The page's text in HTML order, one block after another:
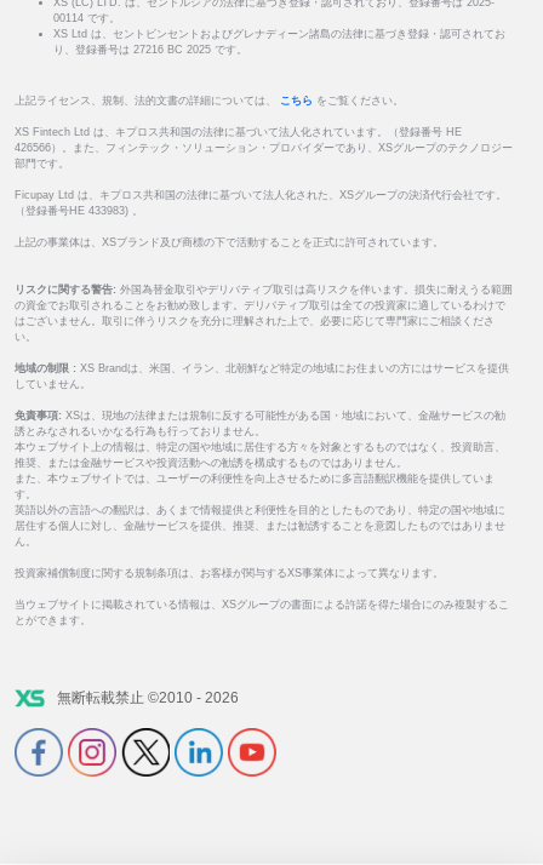
XS (LC) LTD. は、セントルシアの法律に基づき登録・認可されており、登録番号は 2025-
00114 です。
XS Ltd は、セントビンセントおよびグレナディーン諸島の法律に基づき登録・認可されてお
り、登録番号は 27216 BC 2025 です。
上記ライセンス、規制、法的文書の詳細については、 こちら をご覧ください。
XS Fintech Ltd は、キプロス共和国の法律に基づいて法人化されています。（登録番号 HE
426566）。また、フィンテック・ソリューション・プロバイダーであり、XSグループのテクノロジー
部門です。
Ficupay Ltd は、キプロス共和国の法律に基づいて法人化された、XSグループの決済代行会社です。
（登録番号HE 433983) 。
上記の事業体は、XSブランド及び商標の下で活動することを正式に許可されています。
リスクに関する警告: 外国為替金取引やデリバティブ取引は高リスクを伴います。損失に耐えうる範囲
の資金でお取引されることをお勧め致します。デリバティブ取引は全ての投資家に適しているわけで
はございません。取引に伴うリスクを充分に理解された上で、必要に応じて専門家にご相談くださ
い。
地域の制限 : XS Brandは、米国、イラン、北朝鮮など特定の地域にお住まいの方にはサービスを提供
していません。
免責事項: XSは、現地の法律または規制に反する可能性がある国・地域において、金融サービスの勧
誘とみなされるいかなる行為も行っておりません。
本ウェブサイト上の情報は、特定の国や地域に居住する方々を対象とするものではなく、投資助言、
推奨、または金融サービスや投資活動への勧誘を構成するものではありません。
また、本ウェブサイトでは、ユーザーの利便性を向上させるために多言語翻訳機能を提供していま
す。
英語以外の言語への翻訳は、あくまで情報提供と利便性を目的としたものであり、特定の国や地域に
居住する個人に対し、金融サービスを提供、推奨、または勧誘することを意図したものではありませ
ん。
投資家補償制度に関する規制条項は、お客様が関与するXS事業体によって異なります。
当ウェブサイトに掲載されている情報は、XSグループの書面による許諾を得た場合にのみ複製するこ
とができます。
無断転載禁止 ©2010 - 2026